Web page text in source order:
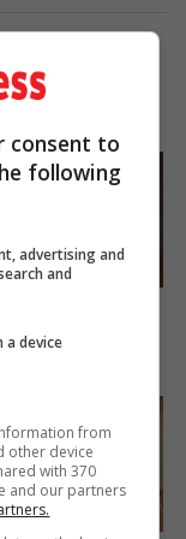
World
consent to
following
advertising and
and
device
from
other device
with 370
and our partners